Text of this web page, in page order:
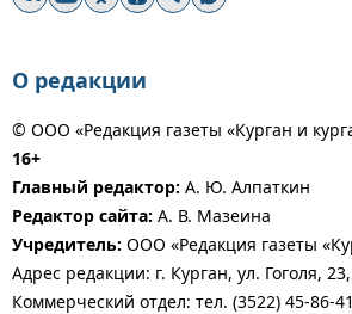
О редакции
© ООО «Редакция газеты «Курган и
16+
Главный редактор: А. Ю. Алпаткин
Редактор сайта: А. В. Мазеина
Учредитель: ООО «Редакция газеты
Адрес редакции: г. Курган, ул. Гоголя,
Коммерческий отдел: тел. (3522) 45-86-